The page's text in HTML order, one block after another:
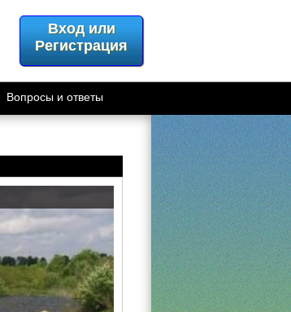
Вход или
Регистрация
Вопросы и ответы